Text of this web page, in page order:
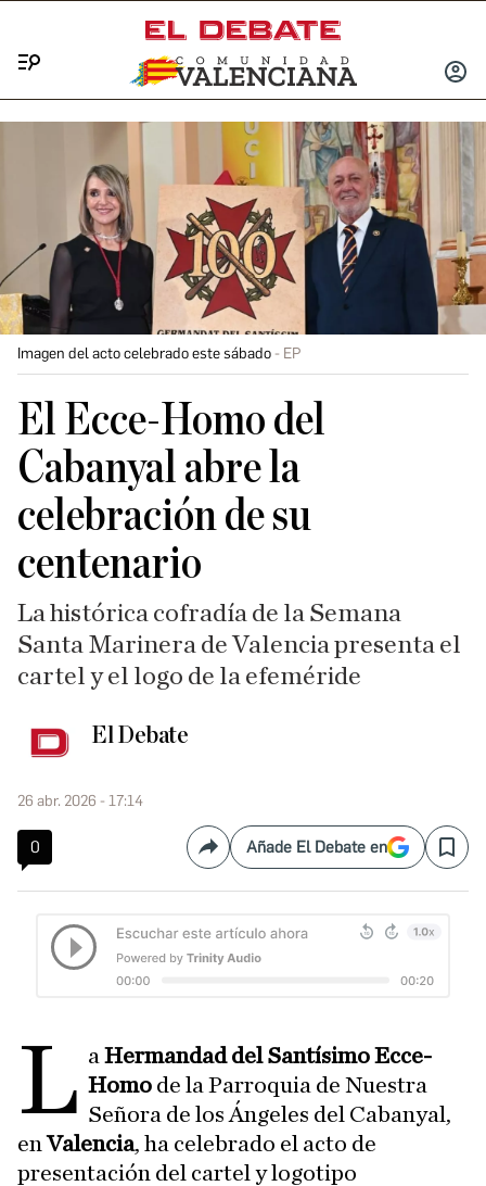
INICIAR
Imagen del acto celebrado este sábado EP
El Ecce-Homo del
Cabanyal abre la
celebración de su
centenario
La histórica cofradía de la Semana
Santa Marinera de Valencia presenta el
cartel y el logo de la efeméride
El Debate
26 abr. 2026 - 17:14
0 CompartirAñade El Debate en Save
L aHermandad del Santísimo Ecce-
Homo de la Parroquia de Nuestra
Señora de los Ángeles del Cabanyal,
enValencia, ha celebrado el acto de
presentación del cartel y logotipo